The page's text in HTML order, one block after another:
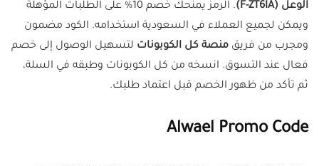
الوعل (F-ZT6IA)
. الرمز يمنحك خصم 10% على الطلبات المؤهلة
ويمكن لجميع العملاء في السعودية استخدامه. الكود مضمون
ومجرب من فريق منصة كل الكوبونات لتسهيل الوصول إلى خصم
فعال عند التسوق. انسخه من كل الكوبونات وطبقه في السلة،
ثم تأكد من ظهور الخصم قبل اعتماد طلبك.
Alwael Promo Code